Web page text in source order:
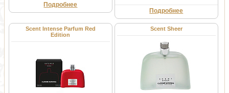
Подробнее
Подробнее
Scent Intense Parfum Red
Edition
Scent Sheer